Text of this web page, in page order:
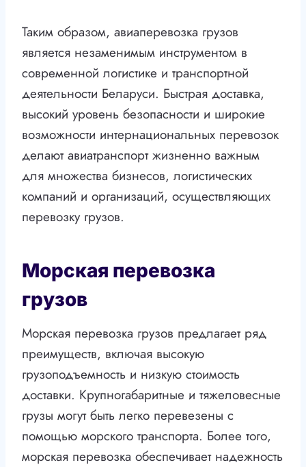
Таким образом, авиаперевозка грузов
является незаменимым инструментом в
современной логистике и транспортной
деятельности Беларуси. Быстрая доставка,
высокий уровень безопасности и широкие
возможности интернациональных перевозок
делают авиатранспорт жизненно важным
для множества бизнесов, логистических
компаний и организаций, осуществляющих
перевозку грузов.
Морская перевозка
грузов
Морская перевозка грузов предлагает ряд
преимуществ, включая высокую
грузоподъемность и низкую стоимость
доставки. Крупногабаритные и тяжеловесные
грузы могут быть легко перевезены с
помощью морского транспорта. Более того,
морская перевозка обеспечивает надежность